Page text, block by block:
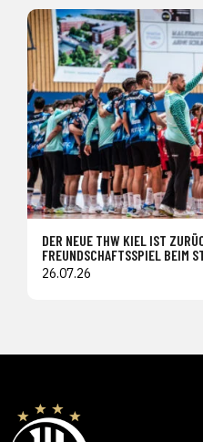
DER NEUE THW KIEL IST
FREUNDSCHAFTSSPIEL BEIM
26.07.26